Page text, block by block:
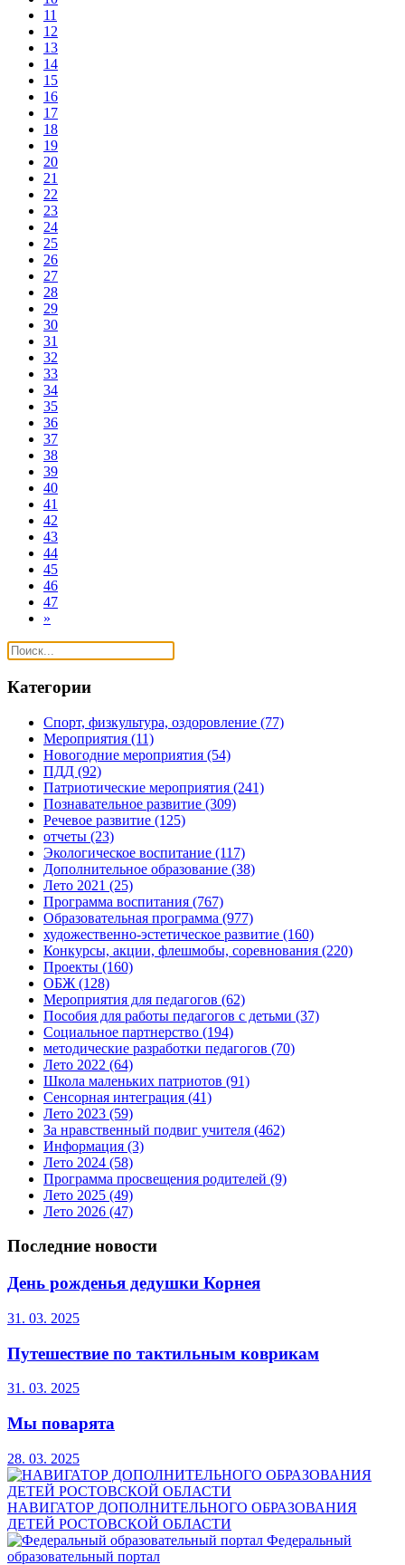
11
12
13
14
15
16
17
18
19
20
21
22
23
24
25
26
27
28
29
30
31
32
33
34
35
36
37
38
39
40
41
42
43
44
45
46
47
»
Категории
Спорт, физкультура, оздоровление (77)
Мероприятия (11)
Новогодние мероприятия (54)
ПДД (92)
Патриотические мероприятия (241)
Познавательное развитие (309)
Речевое развитие (125)
отчеты (23)
Экологическое воспитание (117)
Дополнительное образование (38)
Лето 2021 (25)
Программа воспитания (767)
Образовательная программа (977)
художественно-эстетическое развитие (160)
Конкурсы, акции, флешмобы, соревнования (220)
Проекты (160)
ОБЖ (128)
Мероприятия для педагогов (62)
Пособия для работы педагогов с детьми (37)
Социальное партнерство (194)
методические разработки педагогов (70)
Лето 2022 (64)
Школа маленьких патриотов (91)
Сенсорная интеграция (41)
Лето 2023 (59)
За нравственный подвиг учителя (462)
Информация (3)
Лето 2024 (58)
Программа просвещения родителей (9)
Лето 2025 (49)
Лето 2026 (47)
Последние новости
День рожденья дедушки Корнея
31. 03. 2025
Путешествие по тактильным коврикам
31. 03. 2025
Мы поварята
28. 03. 2025
НАВИГАТОР ДОПОЛНИТЕЛЬНОГО ОБРАЗОВАНИЯ
ДЕТЕЙ РОСТОВСКОЙ ОБЛАСТИ
Федеральный
образовательный портал